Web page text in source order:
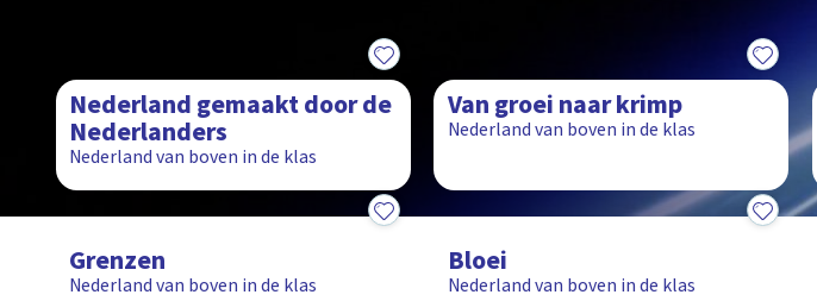
Nederland gemaakt door de
Nederlanders
Nederland van boven in de klas
Van groei naar krimp
Nederland van boven in de klas
Grenzen
Nederland van boven in de klas
8:41
Bloei
Nederland van boven in de klas
8:30